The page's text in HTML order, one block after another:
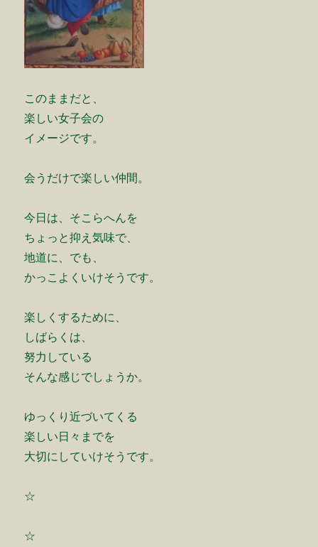
このままだと、
楽しい女子会の
イメージです。
会うだけで楽しい仲間。
今日は、 そこらへんを
ちょっと抑え気味で、
地道に、でも、
かっこよくいけそうです。
楽しくするために、
しばらくは、
努力している
そんな感じでしょうか。
ゆっくり近づいてくる
楽しい日々までを
大切にしていけそうです。
☆
☆